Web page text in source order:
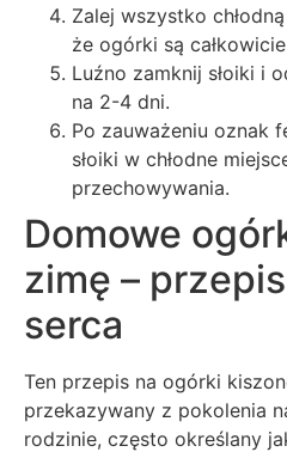
Zalej wszystko
że ogórki są
Luźno zamknij słoiki i
na 2-4 dni.
Po zauważeniu oznak
słoiki w chłodne
przechowywania.
Domowe
zimę –
serca
Ten przepis na ogórki
przekazywany z pokolenia
rodzinie, często określany